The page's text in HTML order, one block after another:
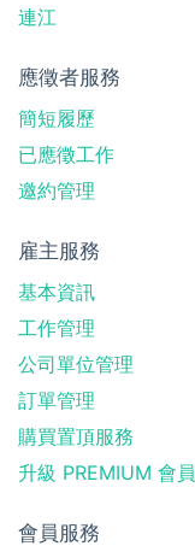
連江
應徵者服務
簡短履歷
已應徵工作
邀約管理
雇主服務
基本資訊
工作管理
公司單位管理
訂單管理
購買置頂服務
升級 PREMIUM 會員
會員服務